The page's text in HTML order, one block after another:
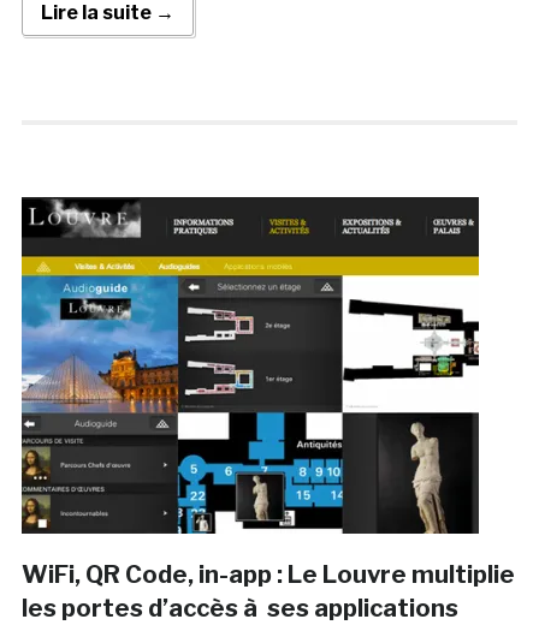
Lire la suite →
WiFi, QR Code, in-app : Le Louvre multiplie
les portes d’accès à ses applications